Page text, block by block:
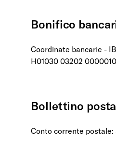
Bonifico
Coordinate bancarie -
H01030 03202
Bollettino
Conto corrente postale: